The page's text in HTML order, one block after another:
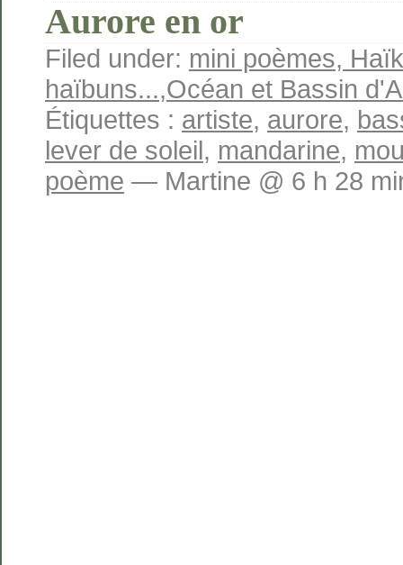
Aurore en or
Filed under: mini poèmes,
haïbuns...,Océan et Bassin
Étiquettes : artiste, aurore,
lever de soleil, mandarine,
poème — Martine @ 6 h 28